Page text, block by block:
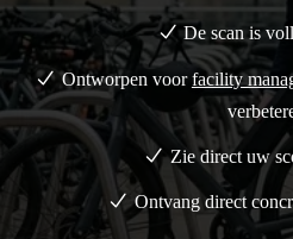
De scan is
Ontworpen voor facility
Zie direct uw
Ontvang direct